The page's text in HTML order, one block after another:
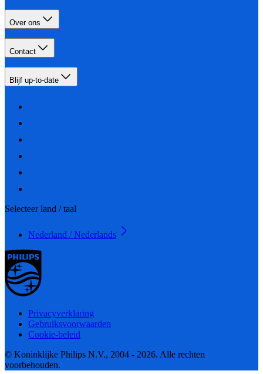
Over ons
Contact
Blijf up-to-date
Selecteer land / taal
Nederland / Nederlands
Privacyverklaring
Gebruiksvoorwaarden
Cookie-beleid
© Koninklijke Philips N.V., 2004 - 2026. Alle rechten
voorbehouden.